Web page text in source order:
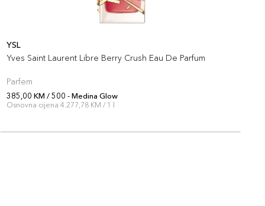
YSL
Yves Saint Laurent Libre Berry Crush Eau De Parfum
Parfem
385,00 KM / 500 - Medina Glow
Osnovna cijena 4.277,78 KM / 1 l